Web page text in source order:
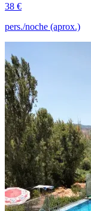
38 €
pers./noche (aprox.)